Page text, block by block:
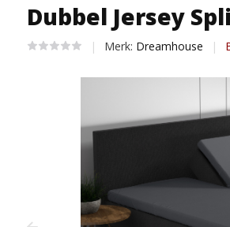
Dubbel Jersey
Merk: Dreamhouse